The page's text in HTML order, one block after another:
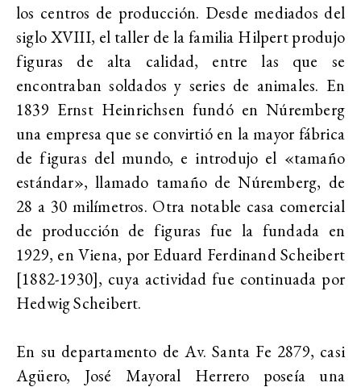
los centros de producción. Desde mediados del
siglo XVIII, el taller de la familia Hilpert produjo
figuras de alta calidad, entre las que se
encontraban soldados y series de animales. En
1839 Ernst Heinrichsen fundó en Núremberg
una empresa que se convirtió en la mayor fábrica
de figuras del mundo, e introdujo el «tamaño
estándar», llamado tamaño de Núremberg, de
28 a 30 milímetros. Otra notable casa comercial
de producción de figuras fue la fundada en
1929, en Viena, por Eduard Ferdinand Scheibert
[1882-1930], cuya actividad fue continuada por
Hedwig Scheibert.
En su departamento de Av. Santa Fe 2879, casi
Agüero, José Mayoral Herrero poseía una